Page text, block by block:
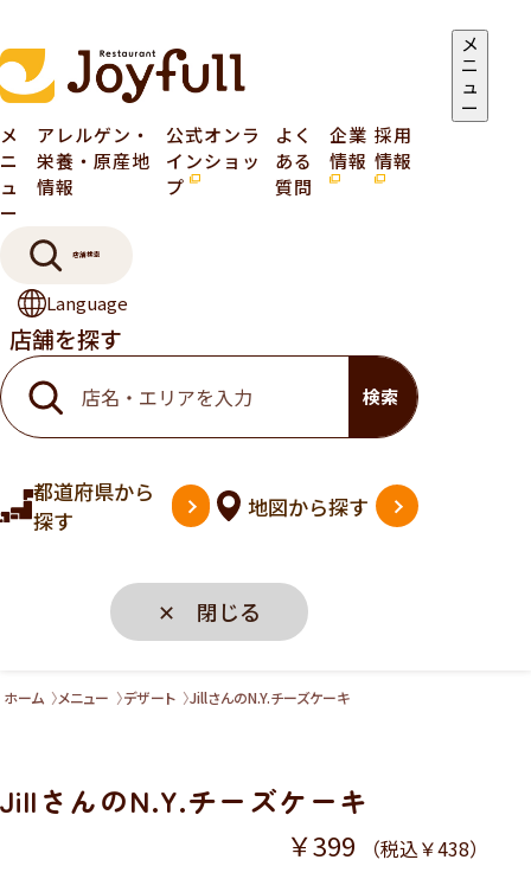
メ
ニ
ュ
ー
メ
ニ
ュ
ー
アレルゲン・
栄養・原産地
情報
公式オンラ
インショッ
プ
よく
ある
質問
企業
情報
採用
情報
店舗検索
Language
店舗を探す
検索
都道府県から
探す
地図から探す
✕ 閉じる
ホーム メニュー デザート JillさんのN.Y.チーズケーキ
JillさんのN.Y.チーズケーキ
￥399 （税込￥438）